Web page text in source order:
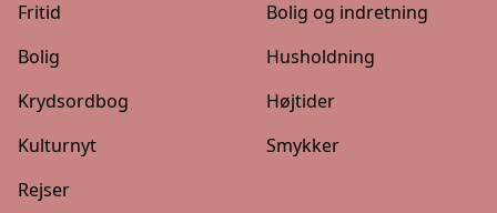
Fritid
Bolig
Krydsordbog
Kulturnyt
Rejser
Bolig og indretning
Husholdning
Højtider
Smykker